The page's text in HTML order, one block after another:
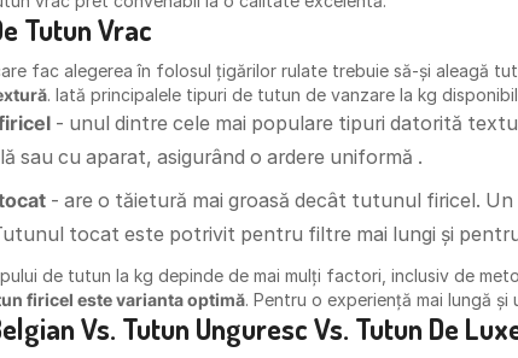
Tutun Vrac
fac alegerea în folosul țigărilor rulate trebuie să-și aleagă
. Iată principalele tipuri de tutun de vanzare la kg
- unul dintre cele mai populare tipuri datorită
sau cu aparat, asigurând o ardere uniformă .
- are o tăietură mai groasă decât tutunul firicel.
tocat este potrivit pentru filtre mai lungi și
de tutun la kg depinde de mai mulți factori, inclusiv de
firicel este varianta optimă. Pentru o experiență mai lungă
Vs. Tutun Unguresc Vs. Tutun De